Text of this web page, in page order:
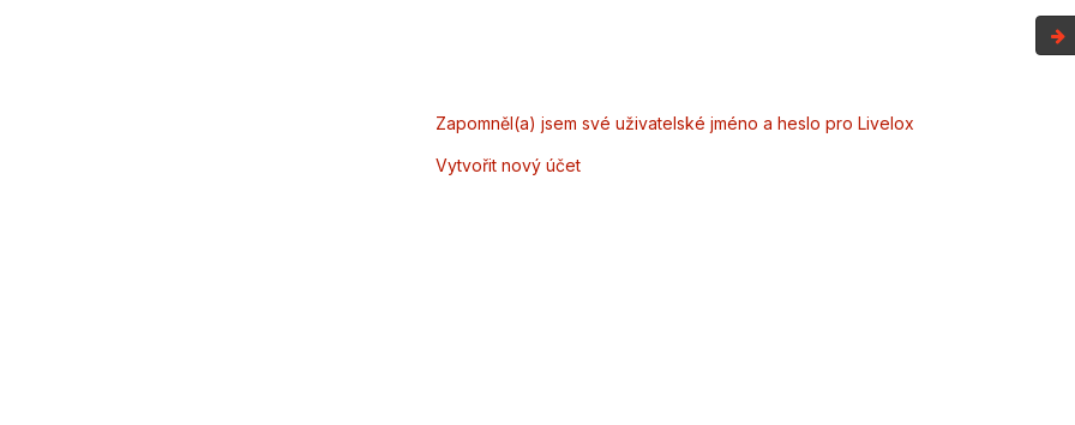
Zapomněl(a) jsem své uživatelské jméno a heslo pro Livelox
Vytvořit nový účet